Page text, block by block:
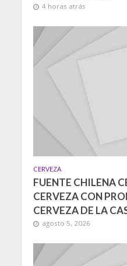
4 horas atrás
CERVEZA
FUENTE CHILENA
CERVEZA CON
CERVEZA DE LA
agosto 5, 2026